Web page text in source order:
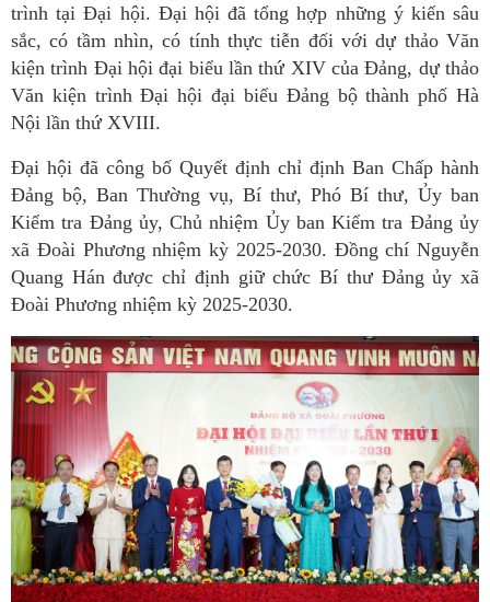
trình tại Đại hội. Đại hội đã tổng hợp những ý kiến sâu
sắc, có tầm nhìn, có tính thực tiễn đối với dự thảo Văn
kiện trình Đại hội đại biểu lần thứ XIV của Đảng, dự thảo
Văn kiện trình Đại hội đại biểu Đảng bộ thành phố Hà
Nội lần thứ XVIII.
Đại hội đã công bố Quyết định chỉ định Ban Chấp hành
Đảng bộ, Ban Thường vụ, Bí thư, Phó Bí thư, Ủy ban
Kiểm tra Đảng ủy, Chủ nhiệm Ủy ban Kiểm tra Đảng ủy
xã Đoài Phương nhiệm kỳ 2025-2030. Đồng chí Nguyễn
Quang Hán được chỉ định giữ chức Bí thư Đảng ủy xã
Đoài Phương nhiệm kỳ 2025-2030.